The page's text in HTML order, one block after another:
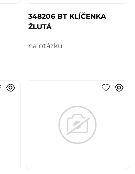
348206 BT KLÍČENKA
ŽLUTÁ
na otázku